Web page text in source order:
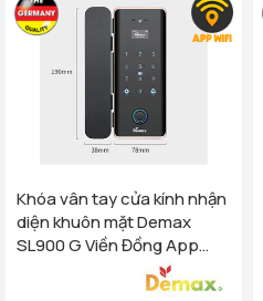
Khóa vân tay cửa kính nhận
diện khuôn mặt Demax
SL900 G Viền Đồng App
Wifi, Face ID 3D của tiêu